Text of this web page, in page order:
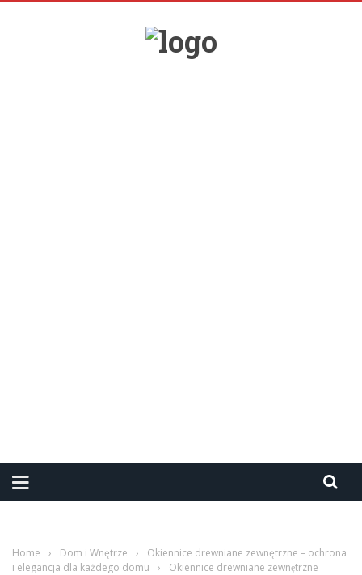
Home › Dom i Wnętrze ›
Okiennice drewniane zewnętrzne – ochrona
i elegancja dla każdego domu
› Okiennice drewniane zewnętrzne